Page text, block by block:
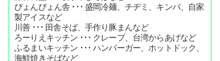
ぴょんぴょん舎 ･･･ 盛岡冷麺、チヂミ、キンパ、自家
製アイスなど
川善 ･･･ 田舎そば、手作り豚まんなど
ろーりえキッチン ･･･ クレープ、台湾からあげなど
ふるまいキッチン ･･･ ハンバーガー、ホットドック、
海鮮焼きそばなど